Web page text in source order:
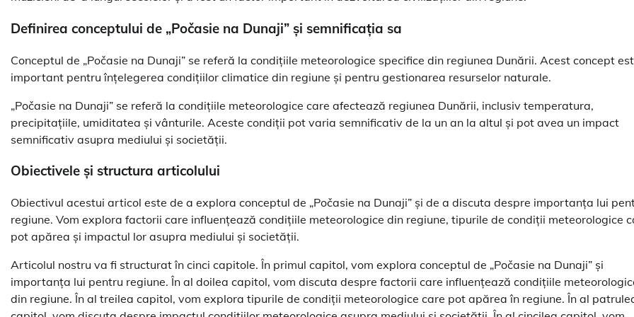
Definirea conceptului de „Počasie na Dunaji” și semnificația sa
Conceptul de „Počasie na Dunaji” se referă la condițiile meteorologice specifice din regiunea Dunării. Acest concept
important pentru înțelegerea condițiilor climatice din regiune și pentru gestionarea resurselor naturale.
„Počasie na Dunaji” se referă la condițiile meteorologice care afectează regiunea Dunării, inclusiv temperatura,
precipitațiile, umiditatea și vânturile. Aceste condiții pot varia semnificativ de la un an la altul și pot avea un impact
semnificativ asupra mediului și societății.
Obiectivele și structura articolului
Obiectivul acestui articol este de a explora conceptul de „Počasie na Dunaji” și de a discuta despre importanța lui
regiune. Vom explora factorii care influențează condițiile meteorologice din regiune, tipurile de condiții meteorologice
pot apărea și impactul lor asupra mediului și societății.
Articolul nostru va fi structurat în cinci capitole. În primul capitol, vom explora conceptul de „Počasie na Dunaji” și
importanța lui pentru regiune. În al doilea capitol, vom discuta despre factorii care influențează condițiile
din regiune. În al treilea capitol, vom explora tipurile de condiții meteorologice care pot apărea în regiune. În al